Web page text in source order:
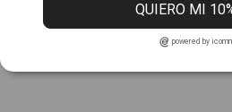
QUIERO MI
powered by